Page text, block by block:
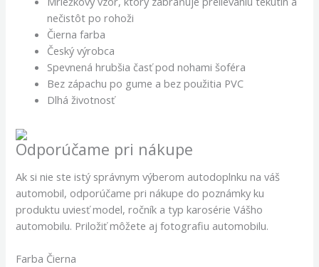
nečistôt po rohoži
Čierna farba
Český výrobca
Spevnená hrubšia časť pod nohami šoféra
Bez zápachu po gume a bez použitia PVC
Dlhá životnosť
Odporúčame pri nákupe
Ak si nie ste istý správnym výberom autodoplnku na váš
automobil, odporúčame pri nákupe do poznámky ku
produktu uviesť model, ročník a typ karosérie Vášho
automobilu. Priložiť môžete aj fotografiu automobilu.
Farba Čierna